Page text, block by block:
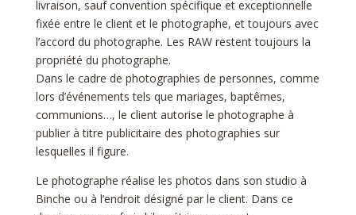
livraison, sauf convention spécifique et exceptionnelle
fixée entre le client et le photographe, et toujours avec
l’accord du photographe. Les RAW restent toujours la
propriété du photographe.
Dans le cadre de photographies de personnes, comme
lors d’événements tels que mariages, baptêmes,
communions…, le client autorise le photographe à
publier à titre publicitaire des photographies sur
lesquelles il figure.
Le photographe réalise les photos dans son studio à
Binche ou à l’endroit désigné par le client. Dans ce